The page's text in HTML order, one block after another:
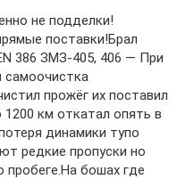
не подделки!
поставки!Брал
386 ЗМЗ-405, 406 — При
самоочистка
прожёг их поставил
1200 км откатал опять в
динамики тупо
редкие пропуски но
бошах где